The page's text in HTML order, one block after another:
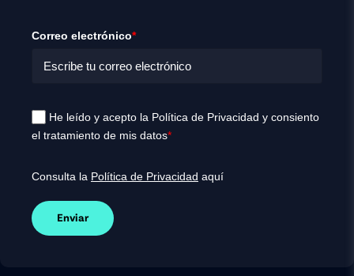
Correo electrónico*
He leído y acepto la Política de Privacidad y consiento
el tratamiento de mis datos*
Consulta la Política de Privacidad aquí
Enviar